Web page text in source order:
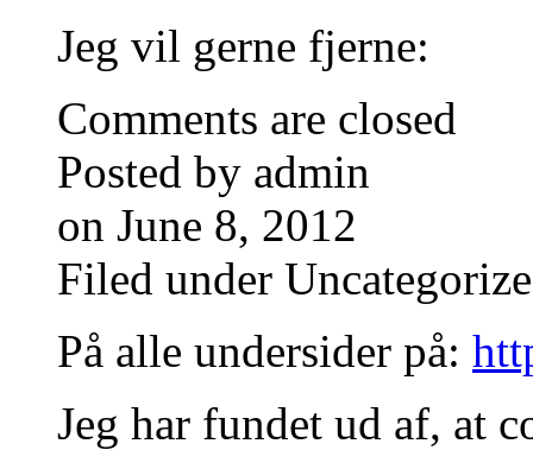
Jeg vil gerne fjerne:
Comments are closed
Posted by admin
on June 8, 2012
Filed under
På alle undersider på:
Jeg har fundet ud af, at